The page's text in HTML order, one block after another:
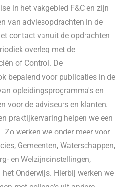
in het vakgebied F&C en zijn
van adviesopdrachten in de
contact vanuit de opdrachten
overleg met de
of Control. De
bepalend voor publicaties in de
opleidingsprogramma's en
voor de adviseurs en klanten.
praktijkervaring helpen we een
Zo werken we onder meer voor
Gemeenten, Waterschappen,
en Welzijnsinstellingen,
Onderwijs. Hierbij werken we